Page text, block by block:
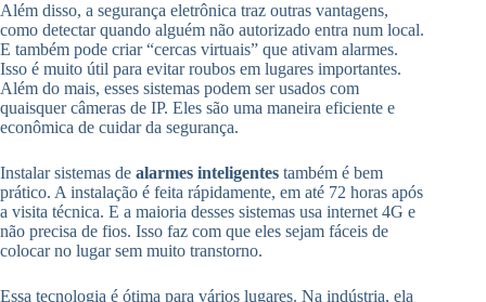
Além disso, a segurança eletrônica traz outras vantagens,
como detectar quando alguém não autorizado entra num local.
E também pode criar “cercas virtuais” que ativam alarmes.
Isso é muito útil para evitar roubos em lugares importantes.
Além do mais, esses sistemas podem ser usados com
quaisquer câmeras de IP. Eles são uma maneira eficiente e
econômica de cuidar da segurança.
Instalar sistemas de alarmes inteligentes também é bem
prático. A instalação é feita rápidamente, em até 72 horas após
a visita técnica. E a maioria desses sistemas usa internet 4G e
não precisa de fios. Isso faz com que eles sejam fáceis de
colocar no lugar sem muito transtorno.
Essa tecnologia é ótima para vários lugares. Na indústria, ela